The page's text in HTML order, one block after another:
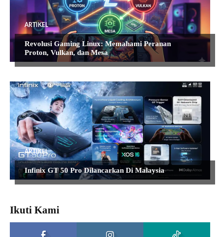
ARTIKEL
Revolusi Gaming Linux: Memahami Peranan
Proton, Vulkan, dan Mesa
ARTIKEL
Infinix GT 50 Pro Dilancarkan Di Malaysia
Ikuti Kami